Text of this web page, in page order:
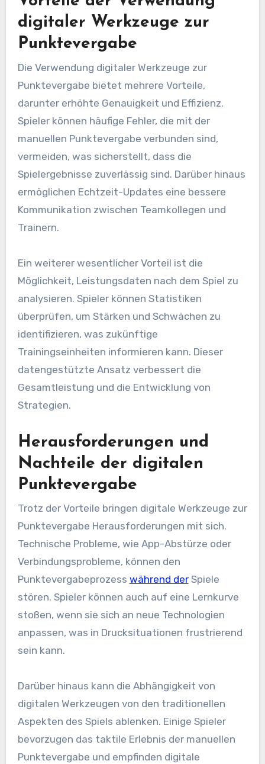
digitaler Werkzeuge zur
Punktevergabe
Die Verwendung digitaler Werkzeuge zur
Punktevergabe bietet mehrere Vorteile,
darunter erhöhte Genauigkeit und Effizienz.
Spieler können häufige Fehler, die mit der
manuellen Punktevergabe verbunden sind,
vermeiden, was sicherstellt, dass die
Spielergebnisse zuverlässig sind. Darüber hinaus
ermöglichen Echtzeit-Updates eine bessere
Kommunikation zwischen Teamkollegen und
Trainern.
Ein weiterer wesentlicher Vorteil ist die
Möglichkeit, Leistungsdaten nach dem Spiel zu
analysieren. Spieler können Statistiken
überprüfen, um Stärken und Schwächen zu
identifizieren, was zukünftige
Trainingseinheiten informieren kann. Dieser
datengestützte Ansatz verbessert die
Gesamtleistung und die Entwicklung von
Strategien.
Herausforderungen und
Nachteile der digitalen
Punktevergabe
Trotz der Vorteile bringen digitale Werkzeuge zur
Punktevergabe Herausforderungen mit sich.
Technische Probleme, wie App-Abstürze oder
Verbindungsprobleme, können den
Punktevergabeprozess während derSpiele
stören. Spieler können auch auf eine Lernkurve
stoßen, wenn sie sich an neue Technologien
anpassen, was in Drucksituationen frustrierend
sein kann.
Darüber hinaus kann die Abhängigkeit von
digitalen Werkzeugen von den traditionellen
Aspekten des Spiels ablenken. Einige Spieler
bevorzugen das taktile Erlebnis der manuellen
Punktevergabe und empfinden digitale